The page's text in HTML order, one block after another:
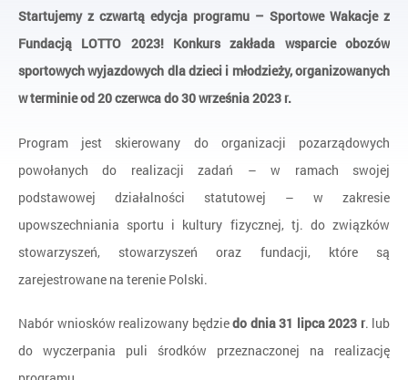
Startujemy z czwartą edycja programu – Sportowe Wakacje z
Fundacją LOTTO 2023! Konkurs zakłada wsparcie obozów
sportowych wyjazdowych dla dzieci i młodzieży, organizowanych
w terminie od 20 czerwca do 30 września 2023 r.
Program jest skierowany do organizacji pozarządowych
powołanych do realizacji zadań – w ramach swojej
podstawowej działalności statutowej – w zakresie
upowszechniania sportu i kultury fizycznej, tj. do związków
stowarzyszeń, stowarzyszeń oraz fundacji, które są
zarejestrowane na terenie Polski.
Nabór wniosków realizowany będziedo dnia 31 lipca 2023 r. lub
do wyczerpania puli środków przeznaczonej na realizację